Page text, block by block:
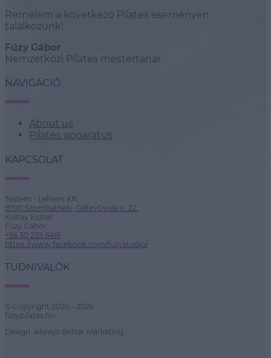
Remélem a következő Pilates eseményen
találkozunk!
Fűzy Gábor
Nemzetközi Pilates mestertanár
NAVIGÁCIÓ
About us
Pilates apparatus
KAPCSOLAT
Testem - Lelkem Kft.
9700 Szombathely, Géfin Gyula u. 22.
Koltay Eszter
Fűzy Gábor
+36 30 225 6461
https://www.facebook.com/fuzystudio/
TUDNIVALÓK
© Copyright 2020 - 2026
fuzypilates.hu
Design: Always Better Marketing